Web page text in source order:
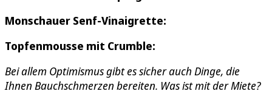
Monschauer Senf-Vinaigrette:
Topfenmousse mit Crumble:
Bei allem Optimismus gibt es sicher auch Dinge, die
Ihnen Bauchschmerzen bereiten. Was ist mit der Miete?